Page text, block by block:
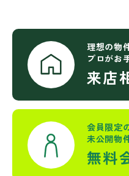
理想の物
プロがお
来店
会員限定
未公開物
無料